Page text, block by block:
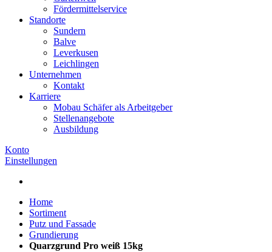
Fördermittelservice
Standorte
Sundern
Balve
Leverkusen
Leichlingen
Unternehmen
Kontakt
Karriere
Mobau Schäfer als Arbeitgeber
Stellenangebote
Ausbildung
Konto
Einstellungen
Home
Sortiment
Putz und Fassade
Grundierung
Quarzgrund Pro weiß 15kg